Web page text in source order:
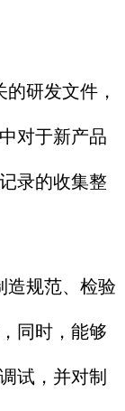
的研发文件，
对于新产品
录的收集整
造规范、检验
同时，能够
试，并对制